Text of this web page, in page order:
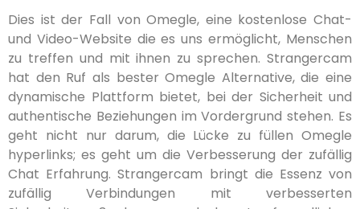
Dies ist der Fall von Omegle, eine kostenlose Chat-
und Video-Website die es uns ermöglicht, Menschen
zu treffen und mit ihnen zu sprechen. Strangercam
hat den Ruf als bester Omegle Alternative, die eine
dynamische Plattform bietet, bei der Sicherheit und
authentische Beziehungen im Vordergrund stehen. Es
geht nicht nur darum, die Lücke zu füllen Omegle
hyperlinks; es geht um die Verbesserung der zufällig
Chat Erfahrung. Strangercam bringt die Essenz von
zufällig Verbindungen mit verbesserten